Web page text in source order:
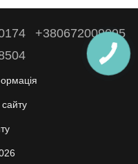
+380672009095